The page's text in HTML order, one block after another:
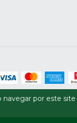
navegar por este site